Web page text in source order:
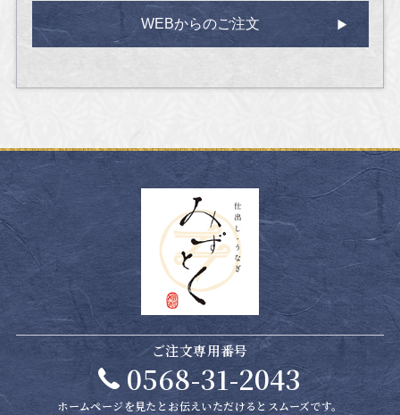
WEBからのご注文
ご注文専用番号
0568-31-2043
ホームページを見たと お伝えいただけるとスムーズです。